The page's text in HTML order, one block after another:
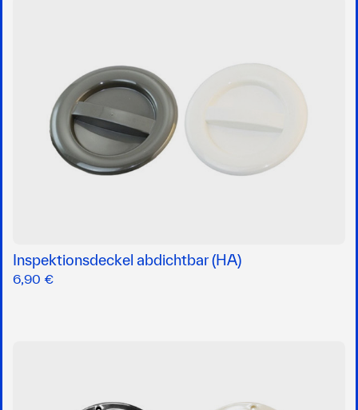
Inspektionsdeckel abdichtbar (HA)
6,90 €